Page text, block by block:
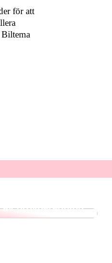
för att
av provberedning